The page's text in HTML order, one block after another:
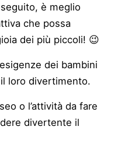
è meglio
che possa
dei più piccoli! 😉
dei bambini
loro divertimento.
o l’attività da fare
divertente il